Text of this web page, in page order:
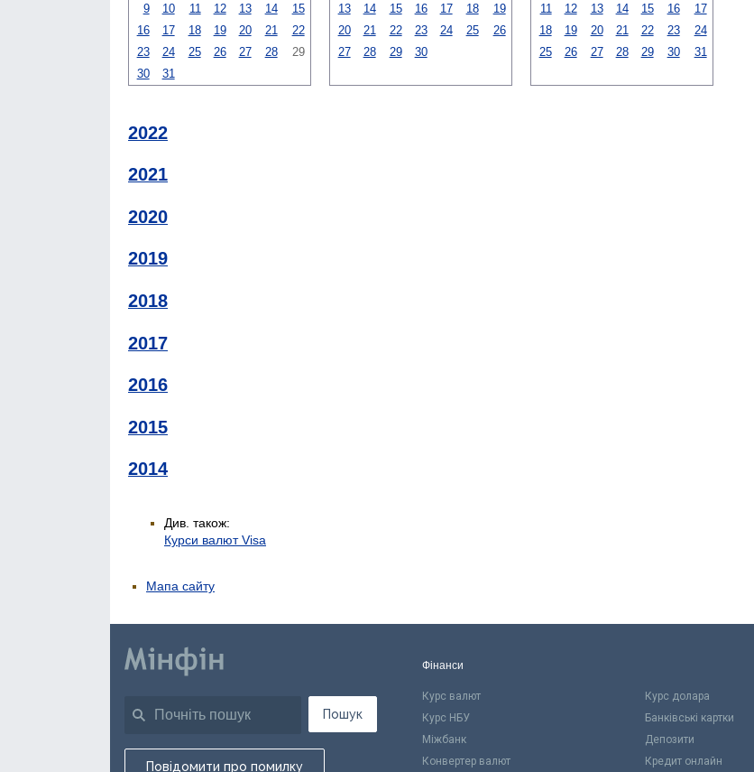
9
10 11 12 13 14
15
16
17 18 19 20 21
22
23
24 25 26 27 28
29
30
31
13
14 15 16 17 18
19
20
21 22 23 24 25
26
27
28 29 30
11
12 13 14 15 16
17
18
19 20 21 22 23
24
25
26 27 28 29 30 31
2022
2021
2020
2019
2018
2017
2016
2015
2014
Див. також:
Курси валют Visa
Мапа сайту
Пошук
Повідомити про помилку
Фінанси
Курс валют Курс долара
Курс НБУ
Банківські картки
Міжбанк
Депозити
Конвертер валют
Кредит онлайн